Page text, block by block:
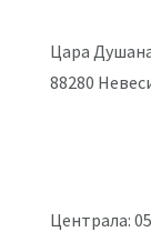
Цара
88280
Централа: